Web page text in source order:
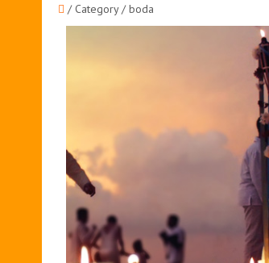
/ Category / boda